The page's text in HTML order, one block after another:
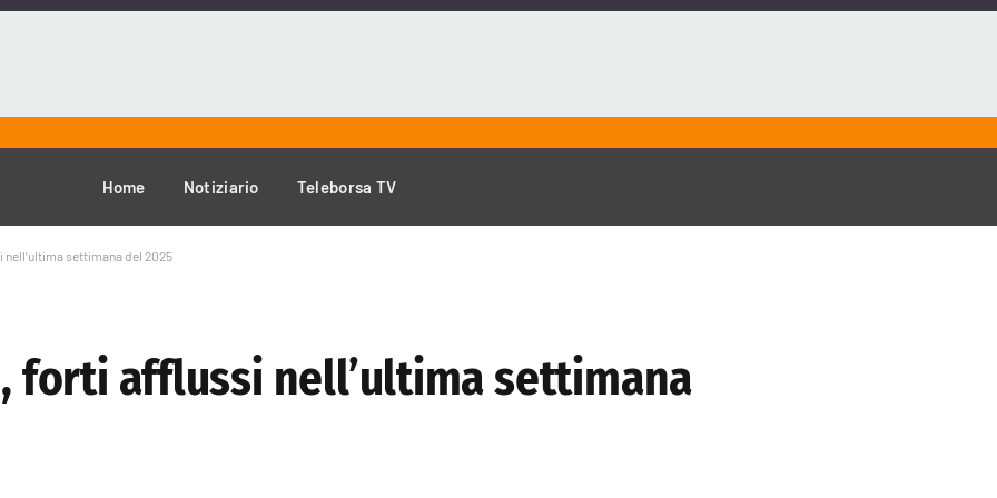
Home Notiziario Teleborsa TV
settimana del 2025
forti afflussi nell’ultima settimana